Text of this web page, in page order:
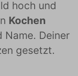
hoch und
Kochen
Name. Deiner
gesetzt.